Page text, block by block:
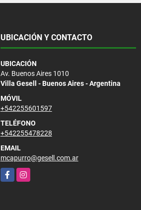
UBICACIÓN Y CONTACTO
UBICACIÓN
Av. Buenos Aires 1010
Villa Gesell - Buenos Aires - Argentina
MÓVIL
+542255601597
TELÉFONO
+542255478228
EMAIL
mcapurro@gesell.com.ar
FacebookInstagram